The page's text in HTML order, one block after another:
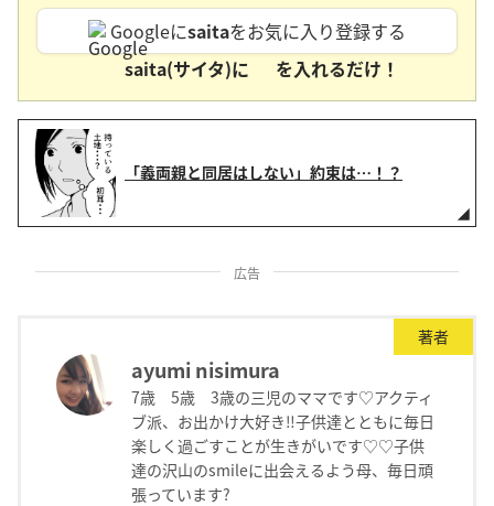
Googleにsaitaをお気に入り登録する
saita(サイタ)に
を入れるだけ！
「義両親と同居はしない」約束は…！？
広告
著者
ayumi nisimura
7歳 5歳 3歳の三児のママです♡アクティ
ブ派、お出かけ大好き‼︎子供達とともに毎日
楽しく過ごすことが生きがいです♡♡子供
達の沢山のsmileに出会えるよう母、毎日頑
張っています?